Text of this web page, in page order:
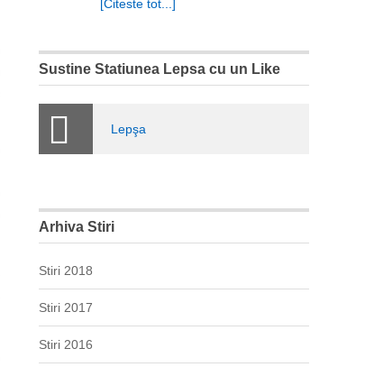
[Citeste tot...]
Sustine Statiunea Lepsa cu un Like
Lepşa
Arhiva Stiri
Stiri 2018
Stiri 2017
Stiri 2016